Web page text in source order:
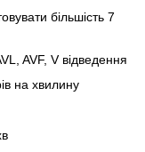
більшість 7
AVF, V відведення
на хвилину